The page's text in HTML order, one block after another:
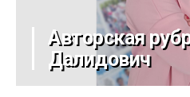
Авторская
Далидович